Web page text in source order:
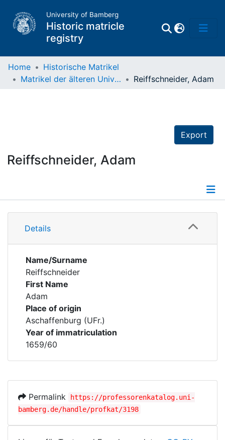
University of Bamberg
Historic matricle
registry
Home
Historische Matrikel
Matrikel der älteren Universität
Reiffschneider, Adam
Export
Reiffschneider, Adam
Details
Details
Name/Surname
Reiffschneider
First Name
Adam
Place of origin
Aschaffenburg (UFr.)
Year of immatriculation
1659/60
Permalink
https://professorenkatalog.uni-
bamberg.de/handle/profkat/3198